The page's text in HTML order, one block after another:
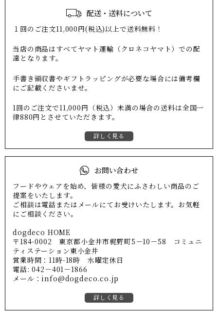
配送・送料について
１回のご注文11,000円(税込)以上で送料無料！
当店の商品はすべてヤマト運輸（クロネコヤマト）での配
達となります。
手書き領収書やギフトラッピングが必要な場合には備考欄
にご記載くださいませ。
1回のご注文で11,000円（税込）未満の場合の送料は全国一
律880円とさせていただきます。
詳しく見る
お問い合わせ
フードやウェアを始め、皆様の愛犬にふさわしい商品のご
提案をいたします。
ご相談は電話またはメールにてお受けいたします。お気軽
にご相談ください。
dogdeco HOME
〒184-0002 東京都小金井市梶野町5－10－58 コミュニ
ティステーション東小金井
営業時間：11時-18時 水曜定休日
電話: 042－401－1866
メール：info@dogdeco.co.jp
詳しく見る